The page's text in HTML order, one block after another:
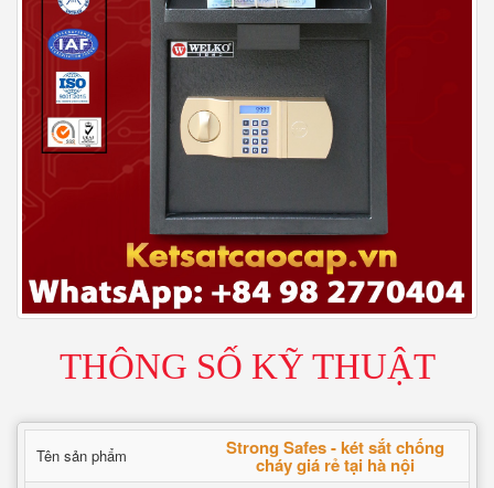
THÔNG SỐ KỸ THUẬT
Tên sản phẩm Strong Safes - két sắt chống
cháy giá rẻ tại hà nội